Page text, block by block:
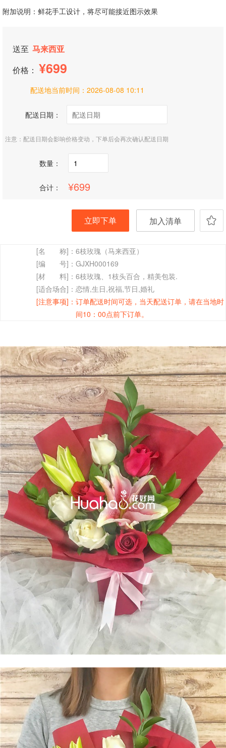
附加说明：鲜花手工设计，将尽可能接近图示效果
送至 马来西亚
价格：
699
配送地当前时间： 2026-08-08 10:11
配送日期：
注意：配送日期会影响价格变动，下单后会再次确认配送日期
数量：
合计： 699
立即下单 加入清单
[名 称]： 6枝玫瑰（马来西亚）
[编 号]： GJXH000169
[材 料]： 6枝玫瑰、1枝头百合，精美包装.
[适合场合]： 恋情,生日,祝福,节日,婚礼
[注意事项]： 订单配送时间可选，当天配送订单，请在当地时
间10：00点前下订单。